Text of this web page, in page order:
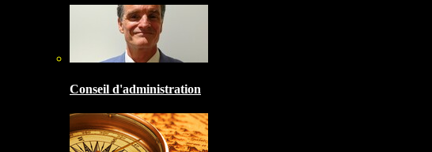
Conseil d'administration